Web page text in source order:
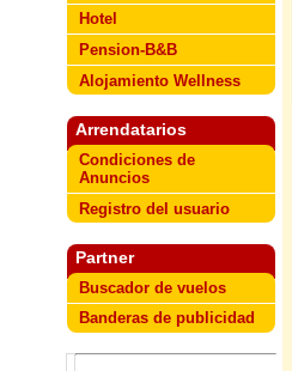
Hotel
Pension-B&B
Alojamiento Wellness
Arrendatarios
Condiciones de
Anuncios
Registro del usuario
Partner
Buscador de vuelos
Banderas de publicidad